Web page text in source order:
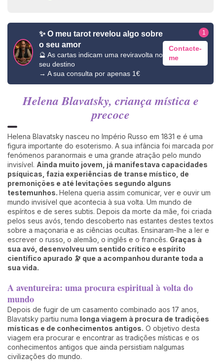
✨ O meu tarot revelou algo sobre
o seu amor
🔮 As cartas indicam uma reviravolta no
seu destino
→ A sua consulta por apenas 1€
Contacte-
me
1
Helena Blavatsky, criança mística e
precoce
Helena Blavatsky nasceu no Império Russo em 1831 e é uma
figura importante do esoterismo. A sua infância foi marcada por
fenómenos paranormais e uma grande atração pelo mundo
invisível. Ainda muito jovem, já manifestava capacidades
psíquicas, fazia experiências de transe místico, de
premonições e até levitações segundo alguns
testemunhos. Helena queria assim comunicar, ver e ouvir um
mundo invisível que acontecia à sua volta. Um mundo de
espíritos e de seres subtis. Depois da morte da mãe, foi criada
pelos seus avós, tendo descoberto nas estantes destes textos
sobre a maçonaria e as ciências ocultas. Ensinaram-lhe a ler e
escrever o russo, o alemão, o inglês e o francês. Graças à
sua avó, desenvolveu um sentido crítico e espírito
científico apurado 🔭 que a acompanhou durante toda a
sua vida.
A aventureira: uma procura espiritual à volta do
mundo
Depois de fugir de um casamento combinado aos 17 anos,
Blavatsky partiu numa longa viagem à procura de tradições
místicas e de conhecimentos antigos. O objetivo desta
viagem era procurar e encontrar as tradições místicas e os
conhecimentos antigos que ainda persistiam nalgumas
civilizações do mundo.